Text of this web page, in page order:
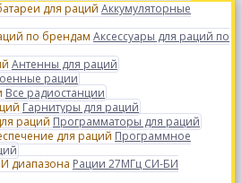
Аккумуляторные
Аксессуары для раций по
Антенны для раций
рации
Все радиостанции
Гарнитуры для раций
Программаторы для раций
Программное
Рации 27МГц СИ-БИ